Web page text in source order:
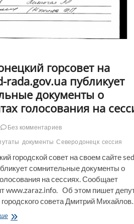
горсовет на
rada.gov.ua публикует
документы о
голосования на
Без комментариев
документы Северодонецк сессия
городской совет на своем сайте
сомнительные документы о
на сессиях. Сообщает
www.zaraz.info. Об этом пишет
городского совета Дмитрий
Севередонецкий